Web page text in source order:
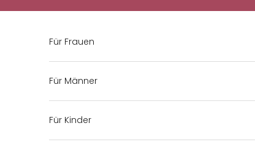
Für Frauen
Für Männer
Für Kinder